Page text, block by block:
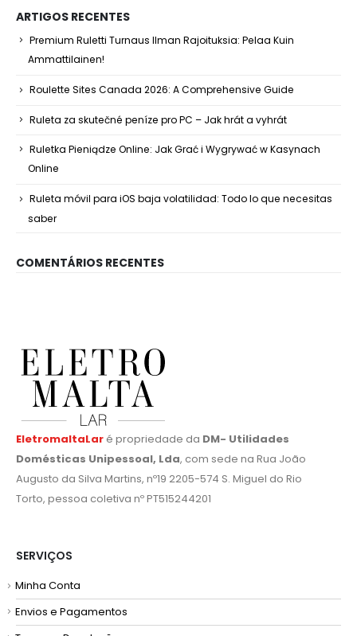
ARTIGOS RECENTES
Premium Ruletti Turnaus Ilman Rajoituksia: Pelaa Kuin
Ammattilainen!
Roulette Sites Canada 2026: A Comprehensive Guide
Ruleta za skutečné peníze pro PC – Jak hrát a vyhrát
Ruletka Pieniądze Online: Jak Grać i Wygrywać w Kasynach
Online
Ruleta móvil para iOS baja volatilidad: Todo lo que necesitas
saber
COMENTÁRIOS RECENTES
EletromaltaLar é propriedade da DM- Utilidades
Domésticas Unipessoal, Lda, com sede na Rua João
Augusto da Silva Martins, nº19 2205-574 S. Miguel do Rio
Torto, pessoa coletiva nº PT515244201
SERVIÇOS
Minha Conta
Envios e Pagamentos